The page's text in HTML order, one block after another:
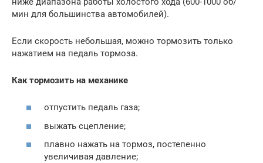
мин для большинства автомобилей).
Если скорость небольшая, можно тормозить только
нажатием на педаль тормоза.
Как тормозить на механике
отпустить педаль газа;
выжать сцепление;
плавно нажать на тормоз, постепенно
увеличивая давление;